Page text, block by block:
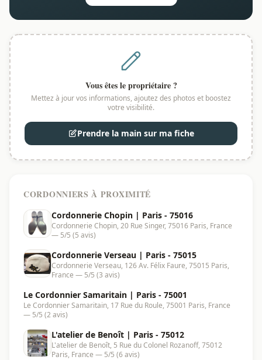
Vous êtes le propriétaire ?
Mettez à jour vos informations, ajoutez des photos et boostez
votre visibilité.
Prendre la main sur ma fiche
CORDONNIERS À PROXIMITÉ
Cordonnerie Chopin | Paris - 75016
Cordonnerie Chopin, 20 Rue Singer, 75016 Paris, France
— 5/5 (5 avis)
Cordonnerie Verseau | Paris - 75015
Cordonnerie Verseau, 126 Av. Félix Faure, 75015 Paris,
France — 5/5 (3 avis)
Le Cordonnier Samaritain | Paris - 75001
Le Cordonnier Samaritain, 17 Rue du Roule, 75001 Paris, France
— 5/5 (2 avis)
L'atelier de Benoît | Paris - 75012
L'atelier de Benoît, 5 Rue du Colonel Rozanoff, 75012
Paris, France — 5/5 (6 avis)